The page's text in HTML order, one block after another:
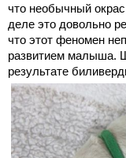
что необычный
деле это довольно
что этот феномен
развитием малыша.
результате